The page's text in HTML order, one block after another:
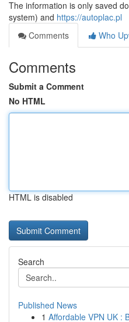
The information is only saved
system) and https://autoplac.pl
Comments
Who
Comments
Submit a Comment
No HTML
HTML is disabled
Search
Published News
1 Affordable VPN UK :